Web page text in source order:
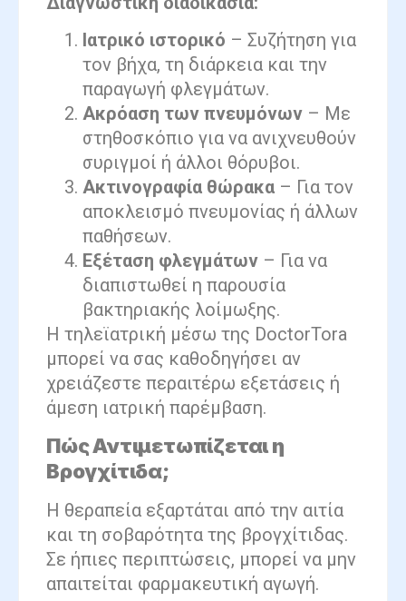
Ιατρικό ιστορικό – Συζήτηση για
τον βήχα, τη διάρκεια και την
παραγωγή φλεγμάτων.
Ακρόαση των πνευμόνων – Με
στηθοσκόπιο για να ανιχνευθούν
συριγμοί ή άλλοι θόρυβοι.
Ακτινογραφία θώρακα – Για τον
αποκλεισμό πνευμονίας ή άλλων
παθήσεων.
Εξέταση φλεγμάτων – Για να
διαπιστωθεί η παρουσία
βακτηριακής λοίμωξης.
Η τηλεϊατρική μέσω της DoctorTora
μπορεί να σας καθοδηγήσει αν
χρειάζεστε περαιτέρω εξετάσεις ή
άμεση ιατρική παρέμβαση.
Πώς Αντιμετωπίζεται η
Βρογχίτιδα;
Η θεραπεία εξαρτάται από την αιτία
και τη σοβαρότητα της βρογχίτιδας.
Σε ήπιες περιπτώσεις, μπορεί να μην
απαιτείται φαρμακευτική αγωγή.